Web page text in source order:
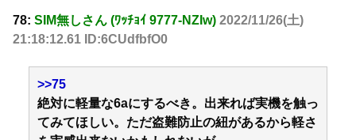
78: SIM無しさん (ﾜｯﾁｮｲ 9777-NZIw) 2022/11/26(土)
21:18:12.61 ID:6CUdfbfO0
>>75
絶対に軽量な6aにするべき。出来れば実機を触っ
てみてほしい。ただ盗難防止の紐があるから軽さ